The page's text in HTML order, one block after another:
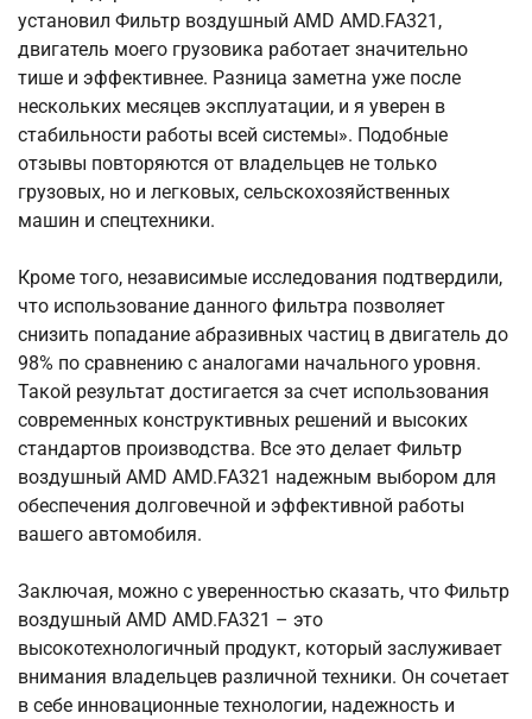
установил Фильтр воздушный AMD AMD.FA321,
двигатель моего грузовика работает значительно
тише и эффективнее. Разница заметна уже после
нескольких месяцев эксплуатации, и я уверен в
стабильности работы всей системы». Подобные
отзывы повторяются от владельцев не только
грузовых, но и легковых, сельскохозяйственных
машин и спецтехники.
Кроме того, независимые исследования подтвердили,
что использование данного фильтра позволяет
снизить попадание абразивных частиц в двигатель до
98% по сравнению с аналогами начального уровня.
Такой результат достигается за счет использования
современных конструктивных решений и высоких
стандартов производства. Все это делает Фильтр
воздушный AMD AMD.FA321 надежным выбором для
обеспечения долговечной и эффективной работы
вашего автомобиля.
Заключая, можно с уверенностью сказать, что Фильтр
воздушный AMD AMD.FA321 – это
высокотехнологичный продукт, который заслуживает
внимания владельцев различной техники. Он сочетает
в себе инновационные технологии, надежность и